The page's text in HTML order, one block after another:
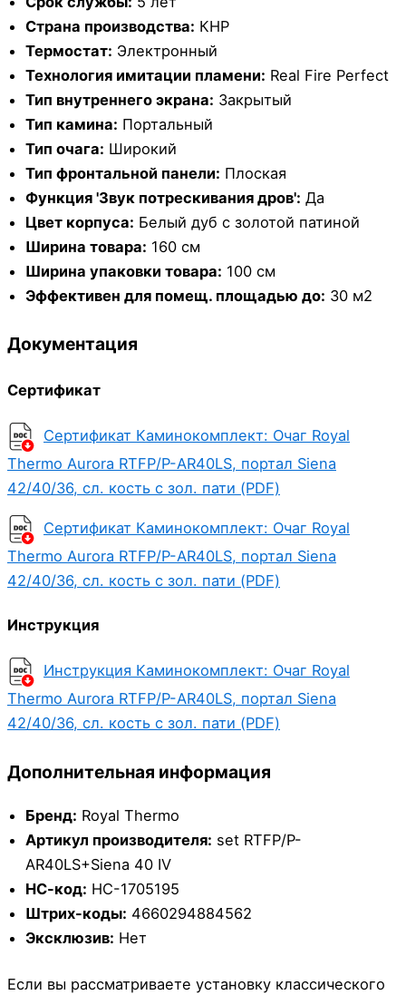
Страна производства: КНР
Термостат: Электронный
Технология имитации пламени: Real Fire Perfect
Тип внутреннего экрана: Закрытый
Тип камина: Портальный
Тип очага: Широкий
Тип фронтальной панели: Плоская
Функция 'Звук потрескивания дров': Да
Цвет корпуса: Белый дуб с золотой патиной
Ширина товара: 160 см
Ширина упаковки товара: 100 см
Эффективен для помещ. площадью до: 30 м2
Документация
Сертификат
Сертификат Каминокомплект: Очаг Royal
Thermo Aurora RTFP/P-AR40LS, портал Siena
42/40/36, сл. кость с зол. пати (PDF)
Сертификат Каминокомплект: Очаг Royal
Thermo Aurora RTFP/P-AR40LS, портал Siena
42/40/36, сл. кость с зол. пати (PDF)
Инструкция
Инструкция Каминокомплект: Очаг Royal
Thermo Aurora RTFP/P-AR40LS, портал Siena
42/40/36, сл. кость с зол. пати (PDF)
Дополнительная информация
Бренд: Royal Thermo
Артикул производителя: set RTFP/P-
AR40LS+Siena 40 IV
НС-код: НС-1705195
Штрих-коды: 4660294884562
Эксклюзив: Нет
Если вы рассматриваете установку классического